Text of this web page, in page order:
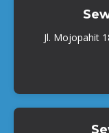
Jl. Mojopahit